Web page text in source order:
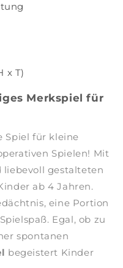
x T)
Merkspiel für
Spiel für kleine
Spielen! Mit
liebevoll gestalteten
ab 4 Jahren.
eine Portion
Egal, ob zu
spontanen
begeistert Kinder